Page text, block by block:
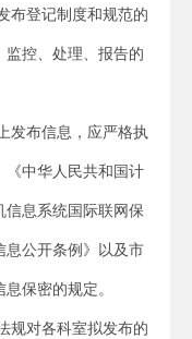
布登记制度和规范的
监控、处理、报告的
发布信息，应严格执
《中华人民共和国计
信息系统国际联网保
息公开条例》以及市
保密的规定。
规对各科室拟发布的